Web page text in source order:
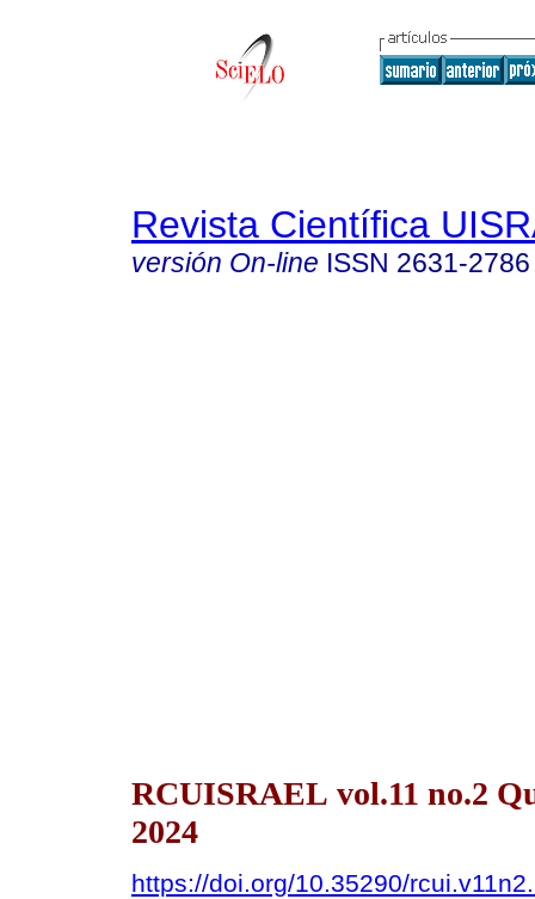
Revista Científica
versión On-line ISSN 2631-2786
RCUISRAEL vol.11 no.2
2024
https://doi.org/10.35290/